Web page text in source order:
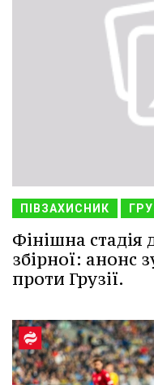
ПІВЗАХИСНИК
Фінішна стадія
збірної: анонс
проти Грузії.